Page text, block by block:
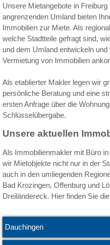
Unsere Mietangebote in
angrenzenden Umland bieten
Immobilien zur Miete. Als
welche Stadtteile gefragt sind,
und dem Umland entwickeln
Vermietung von Immobilien
Als etablierter Makler legen wir
persönliche Beratung und eine
ersten Anfrage über die
Schlüsselübergabe.
Unsere aktuellen
Als Immobilienmakler mit Büro
wir Mietobjekte nicht nur in der
auch in den umliegenden
Bad Krozingen, Offenburg und
Dreiländereck. Hier finden Sie
Dauchingen